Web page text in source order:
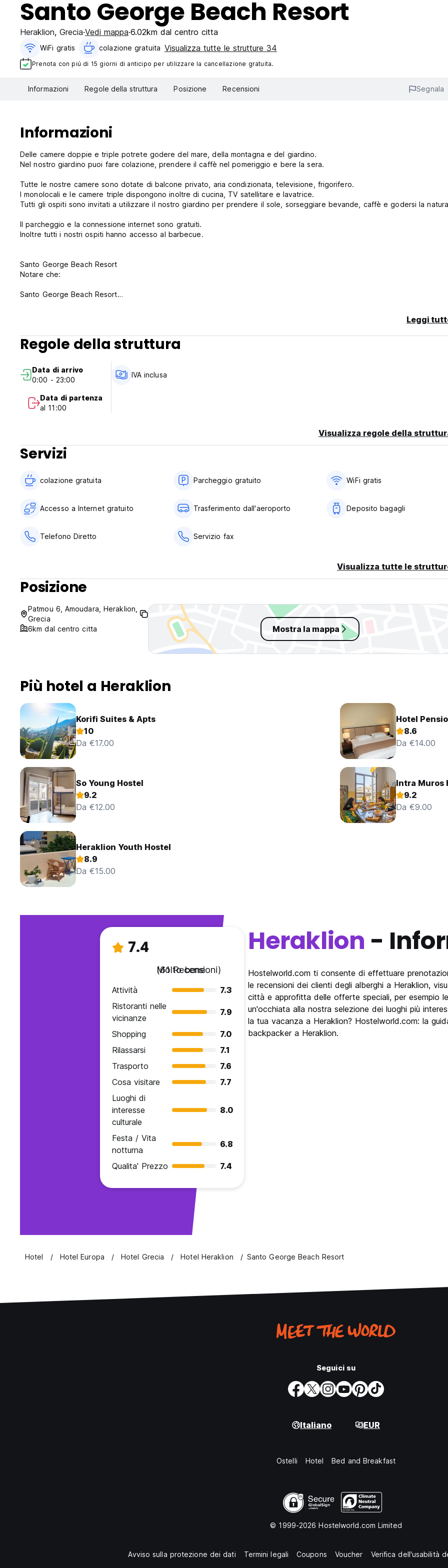
Santo George Beach Resort
Heraklion, Grecia Vedi mappa 6.02km dal centro citta
WiFi gratis colazione gratuita‎ Visualizza tutte le strutture 34
Prenota con piú di 15 giorni di anticipo per utilizzare la cancellazione gratuita.
Informazioni Regole della struttura Posizione Recensioni Segnala
Informazioni
Delle camere doppie e triple potrete godere del mare, della montagna e del giardino.
Nel nostro giardino puoi fare colazione, prendere il caffè nel pomeriggio e bere la sera.
Tutte le nostre camere sono dotate di balcone privato, aria condizionata, televisione, frigorifero.
I monolocali e le camere triple dispongono inoltre di cucina, TV satellitare e lavatrice.
Tutti gli ospiti sono invitati a utilizzare il nostro giardino per prendere il sole, sorseggiare bevande, caffè e godersi la
Il parcheggio e la connessione internet sono gratuiti.
Inoltre tutti i nostri ospiti hanno accesso al barbecue.
Santo George Beach Resort
Notare che:
Santo George Beach Resort
Cancellazione tardiva o mancata presentazione: addebito di due notti
Pagamento all'arrivo in contanti e carta di credito
Check-in dalle ore 12.00
Colazione inclusa
Tasse incluse (Auto-translated from original language)
Leggi
Regole della struttura
Data di arrivo
0:00 - 23:00
Data di partenza
al 11:00
IVA inclusa
Visualizza regole della
Servizi
colazione gratuita‎ Parcheggio gratuito WiFi gratis
Accesso a Internet gratuito Trasferimento dall'aeroporto Deposito bagagli
Telefono Diretto Servizio fax
Visualizza tutte le
Posizione
Patmou 6, Amoudara, Heraklion,
Grecia
6km dal centro citta
Mostra la mappa
Più hotel a Heraklion
Korifi Suites & Apts
10
Da €17.00
Hotel
8.6
Da €14.00
So Young Hostel
9.2
Da €12.00
Intra Muros
9.2
Da €9.00
Heraklion Youth Hostel
8.9
Da €15.00
7.4
Molto bene
(61 Recensioni)
Attività
7.3
Ristoranti nelle
vicinanze
7.9
Shopping
7.0
Rilassarsi
7.1
Trasporto
7.6
Cosa visitare
7.7
Luoghi di
interesse
culturale
8.0
Festa / Vita
notturna
6.8
Qualita' Prezzo 7.4
Heraklion -
Hostelworld.com ti consente di effettuare
le recensioni dei clienti degli alberghi a Heraklion,
città e approfitta delle offerte speciali, per esempio
un'occhiata alla nostra selezione dei luoghi più
la tua vacanza a Heraklion? Hostelworld.com: la
backpacker a Heraklion.
Hotel Hotel Europa Hotel Grecia Hotel Heraklion Santo George Beach Resort
Seguici su
Italiano EUR
Ostelli Hotel Bed and Breakfast
© 1999-2026 Hostelworld.com Limited
Avviso sulla protezione dei dati Termini legali Coupons Voucher Verifica dell'usabilità